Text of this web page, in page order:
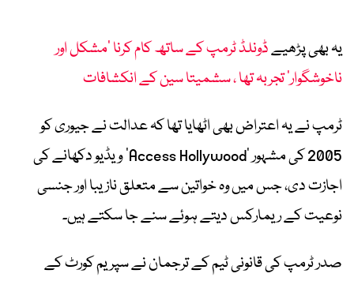
یہ بھی پڑھیےڈونلڈ ٹرمپ کے ساتھ کام کرنا ’مشکل اور
ناخوشگوار‘ تجربہ تھا ، سشمیتا سین کے انکشافات
ٹرمپ نے یہ اعتراض بھی اٹھایا تھا کہ عدالت نے جیوری کو
2005 کی مشہور ‘Access Hollywood’ ویڈیو دکھانے کی
اجازت دی، جس میں وہ خواتین سے متعلق نازیبا اور جنسی
نوعیت کے ریمارکس دیتے ہوئے سنے جا سکتے ہیں۔
صدر ٹرمپ کی قانونی ٹیم کے ترجمان نے سپریم کورٹ کے